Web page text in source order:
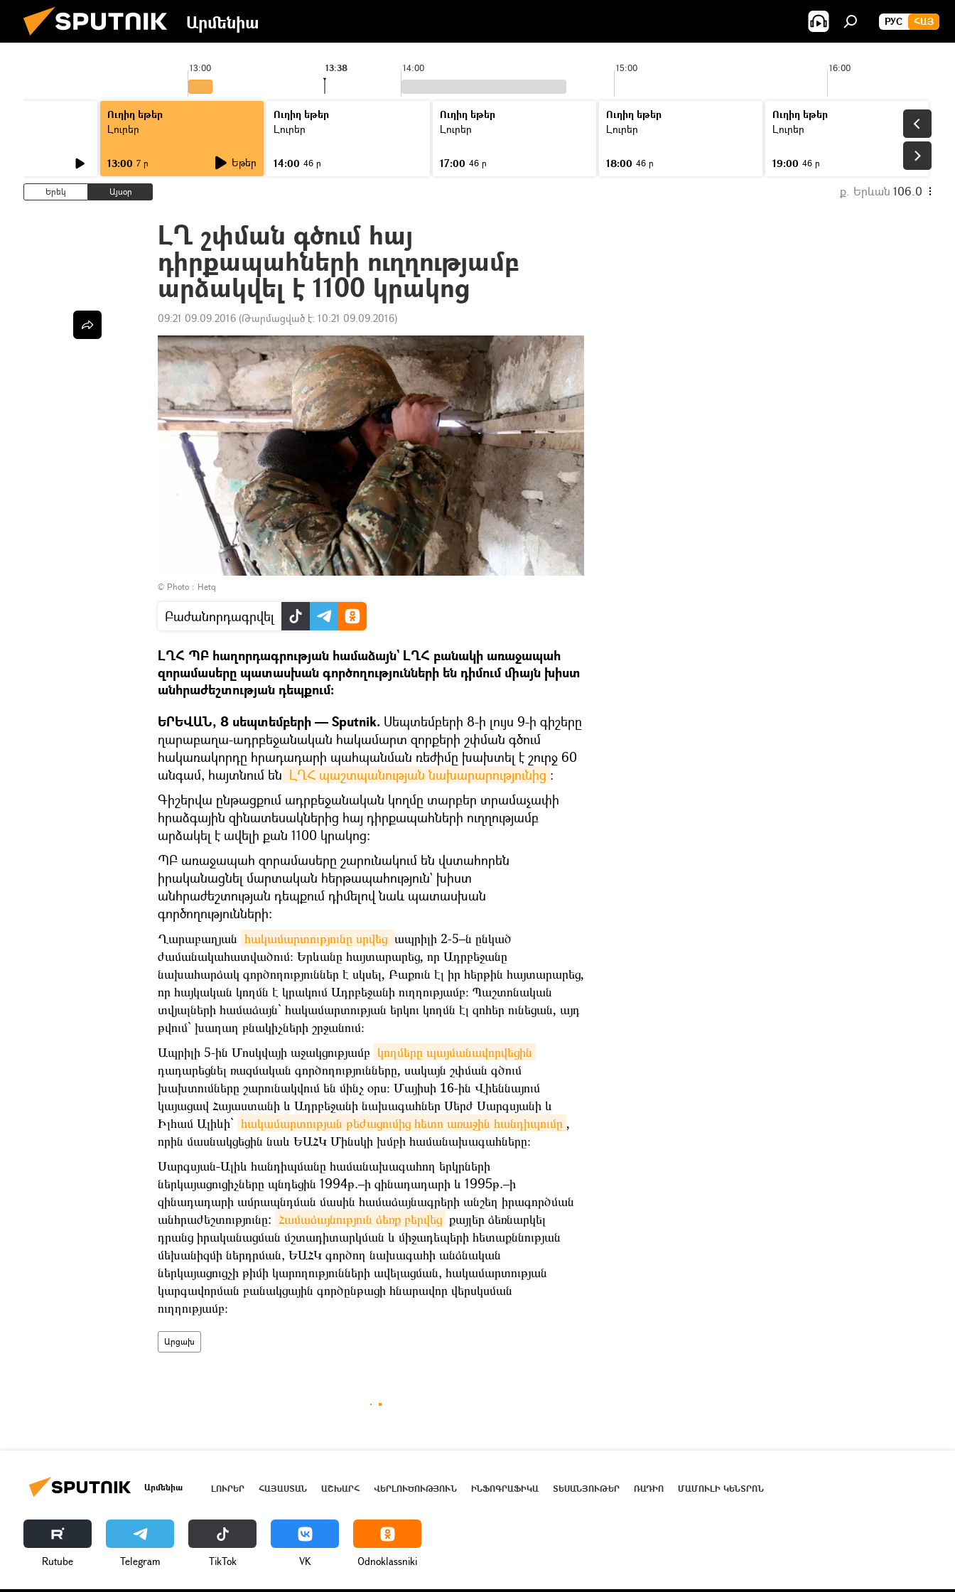
Արմենիա РУС ՀԱՅ
13:00 14:00 15:00 16:00
13:38
Ուղիղ եթեր
Լուրեր
13:00 7 ր Եթեր
Ուղիղ եթեր
Լուրեր
14:00 46 ր
Ուղիղ եթեր
Լուրեր
17:00 46 ր
Ուղիղ եթեր
Լուրեր
18:00 46 ր
Ուղիղ եթեր
Լուրեր
19:00 46 ր
Երեկ Այսօր ք. Երևան 106.0
ԼՂ շփման գծում հայ
դիրքապահների ուղղությամբ
արձակվել է 1100 կրակոց
09:21 09.09.2016 (Թարմացված է: 10:21 09.09.2016)
© Photo : Hetq
Բաժանորդագրվել
ԼՂՀ ՊԲ հաղորդագրության համաձայն` ԼՂՀ բանակի առաջապահ
զորամասերը պատասխան գործողությունների են դիմում միայն խիստ
անհրաժեշտության դեպքում:
ԵՐԵՎԱՆ, 8 սեպտեմբերի — Sputnik. Սեպտեմբերի 8-ի լույս 9-ի գիշերը
ղարաբաղա-ադրբեջանական հակամարտ զորքերի շփման գծում
հակառակորդը հրադադարի պահպանման ռեժիմը խախտել է շուրջ 60
անգամ, հայտնում են ԼՂՀ պաշտպանության նախարարությունից ։
Գիշերվա ընթացքում ադրբեջանական կողմը տարբեր տրամաչափի
հրաձգային զինատեսակներից հայ դիրքապահների ուղղությամբ
արձակել է ավելի քան 1100 կրակոց:
ՊԲ առաջապահ զորամասերը շարունակում են վստահորեն
իրականացնել մարտական հերթապահություն` խիստ
անհրաժեշտության դեպքում դիմելով նաև պատասխան
գործողությունների:
Ղարաբաղյան հակամարտությունը սրվեց ապրիլի 2-5–ն ընկած
ժամանակահատվածում։ Երևանը հայտարարեց, որ Ադրբեջանը
նախահարձակ գործողություններ է սկսել, Բաքուն էլ իր հերթին հայտարարեց,
որ հայկական կողմն է կրակում Ադրբեջանի ուղղությամբ։ Պաշտոնական
տվյալների համաձայն` հակամարտության երկու կողմն էլ զոհեր ունեցան, այդ
թվում` խաղաղ բնակիչների շրջանում։
Ապրիլի 5-ին Մոսկվայի աջակցությամբ կողմերը պայմանավորվեցին
դադարեցնել ռազմական գործողությունները, սակայն շփման գծում
խախտումները շարունակվում են մինչ օրս։ Մայիսի 16-ին Վիեննայում
կայացավ Հայաստանի և Ադրբեջանի նախագահներ Սերժ Սարգսյանի և
Իլհամ Ալիևի` հակամարտության թեժացումից հետո առաջին հանդիպումը ,
որին մասնակցեցին նաև ԵԱՀԿ Մինսկի խմբի համանախագահները։
Սարգսյան-Ալիև հանդիպմանը համանախագահող երկրների
ներկայացուցիչները պնդեցին 1994թ.–ի զինադադարի և 1995թ.–ի
զինադադարի ամրապնդման մասին համաձայնագրերի անշեղ իրագործման
անհրաժեշտությունը: Համաձայնություն ձեռք բերվեց քայլեր ձեռնարկել
դրանց իրականացման մշտադիտարկման և միջադեպերի հետաքննության
մեխանիզմի ներդրման, ԵԱՀԿ գործող նախագահի անձնական
ներկայացուցչի թիմի կարողությունների ավելացման, հակամարտության
կարգավորման բանակցային գործընթացի հնարավոր վերսկսման
ուղղությամբ։
Արցախ
Արմենիա ԼՈՒՐԵՐ ՀԱՅԱՍՏԱՆ ԱՇԽԱՐՀ ՎԵՐԼՈՒԾՈՒԹՅՈՒՆ ԻՆՖՈԳՐԱՖԻԿԱ ՏԵՍԱՆՅՈՒԹԵՐ ՌԱԴԻՈ ՄԱՄՈՒԼԻ ԿԵՆՏՐՈՆ
Rutube Telegram ТikТоk VK Odnoklassniki